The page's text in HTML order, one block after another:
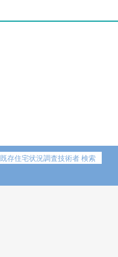
既存住宅状況調査技術者 検索